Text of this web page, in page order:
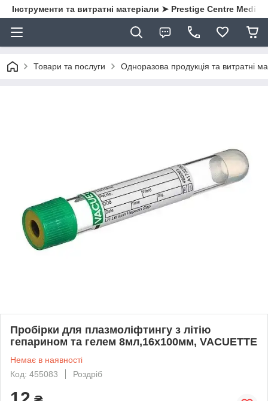
Інструменти та витратні матеріали ➤ Prestige Centre Medical
Товари та послуги Одноразова продукція та витратні
Пробірки для плазмоліфтингу з літію
гепарином та гелем 8мл,16x100мм, VACUETTE
Немає в наявності
Код: 455083
Роздріб